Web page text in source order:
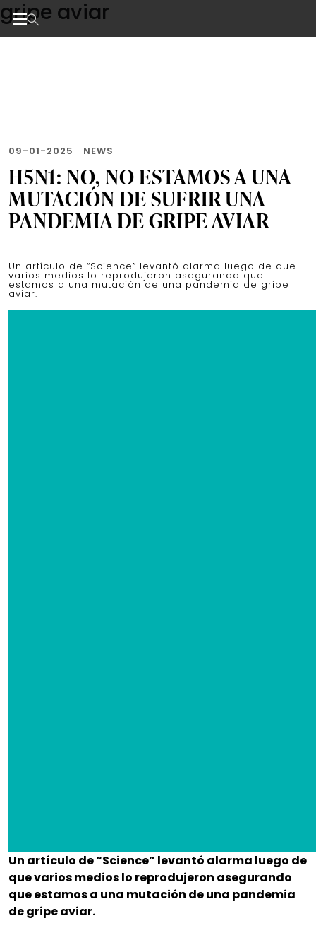
Skip
to
the
gripe aviar
09-01-2025 | NEWS
H5N1: NO, NO ESTAMOS A UNA
MUTACIÓN DE SUFRIR UNA
PANDEMIA DE GRIPE AVIAR
Un artículo de “Science” levantó alarma luego de que
varios medios lo reprodujeron asegurando que
estamos a una mutación de una pandemia de gripe
aviar.
Un artículo de “Science” levantó alarma luego de
que varios medios lo reprodujeron asegurando
que estamos a una mutación de una pandemia
de gripe aviar.